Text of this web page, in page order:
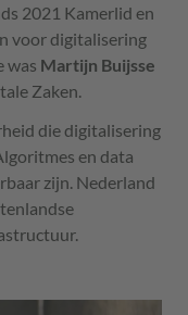
2021 Kamerlid en
voor digitalisering
was Martijn Buijsse
Zaken.
die digitalisering
en data
zijn. Nederland